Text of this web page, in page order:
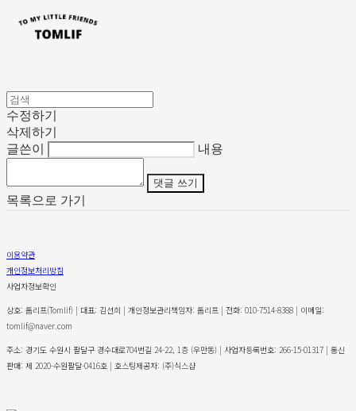
수정하기
삭제하기
글쓴이
내용
댓글 쓰기
목록으로 가기
이용약관
개인정보처리방침
사업자정보확인
상호: 톰리프(Tomlif) | 대표: 김선희 | 개인정보관리책임자: 톰리프 | 전화: 010-7514-8388 | 이메일:
tomlif@naver.com
주소: 경기도 수원시 팔달구 경수대로704번길 24-22, 1층 (우만동) | 사업자등록번호: 266-15-01317 | 통신
판매: 제 2020-수원팔달-0416호 | 호스팅제공자: (주)식스샵